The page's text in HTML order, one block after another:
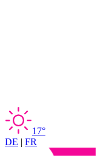
17°
DE | FR